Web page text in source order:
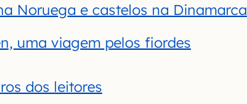
Noruega e castelos na Dinamarca
uma viagem pelos fiordes
dos leitores